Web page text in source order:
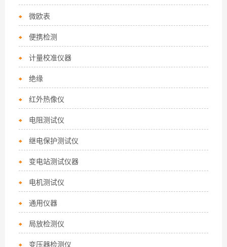
微欧表
便携检测
计量校准仪器
绝缘
红外热像仪
电阻测试仪
继电保护测试仪
变电站测试仪器
电机测试仪
通用仪器
局放检测仪
变压器检测仪